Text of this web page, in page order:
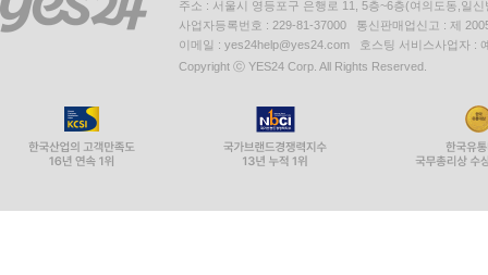
주소 : 서울시 영등포구 은행로 11, 5층~6층(여의도동,일신
사업자등록번호 : 229-81-37000 통신판매업신고 : 제
이메일 : yes24help@yes24.com 호스팅 서비스사업자 :
Copyright ⓒ YES24 Corp. All Rights Reserved.